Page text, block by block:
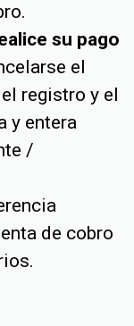
su pago
el
registro y el
y entera
/
de cobro